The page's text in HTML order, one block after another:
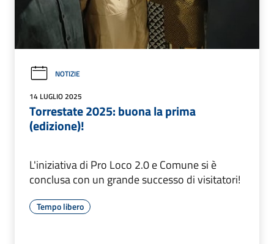
NOTIZIE
14 LUGLIO 2025
Torrestate 2025: buona la prima
(edizione)!
L'iniziativa di Pro Loco 2.0 e Comune si è
conclusa con un grande successo di visitatori!
Tempo libero